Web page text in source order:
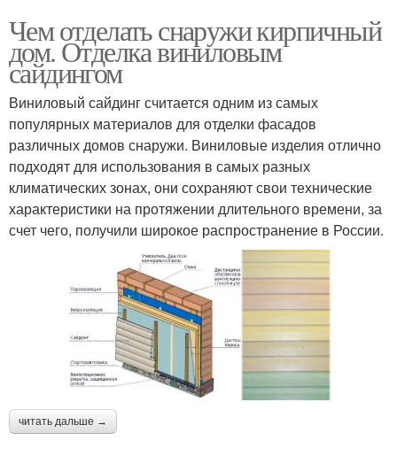
Чем отделать снаружи кирпичный
дом. Отделка виниловым
сайдингом
Виниловый сайдинг считается одним из самых
популярных материалов для отделки фасадов
различных домов снаружи. Виниловые изделия отлично
подходят для использования в самых разных
климатических зонах, они сохраняют свои технические
характеристики на протяжении длительного времени, за
счет чего, получили широкое распространение в России.
читать дальше →